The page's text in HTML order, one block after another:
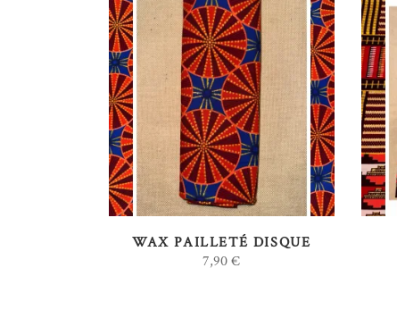
AJOUTER AU PANIER
WAX PAILLETÉ DISQUE
7,90€